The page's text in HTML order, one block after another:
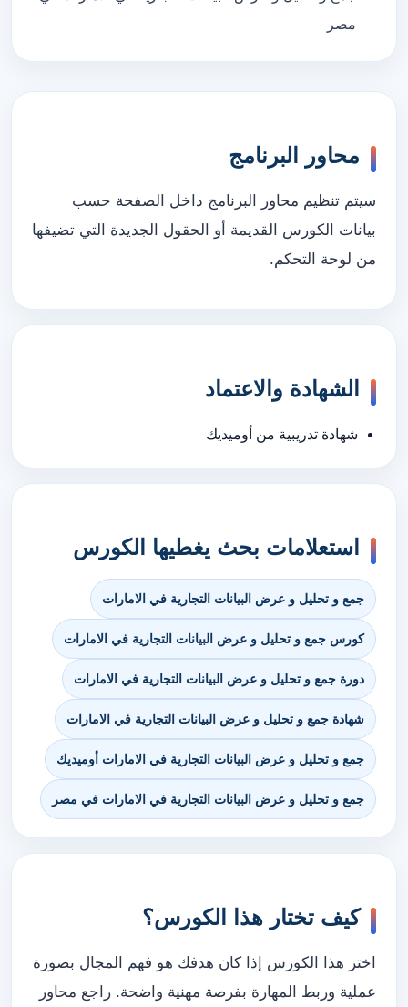
مصر
محاور البرنامج
سيتم تنظيم محاور البرنامج داخل الصفحة حسب
بيانات الكورس القديمة أو الحقول الجديدة التي تضيفها
من لوحة التحكم.
الشهادة والاعتماد
شهادة تدريبية من أوميديك
استعلامات بحث يغطيها الكورس
جمع و تحليل و عرض البيانات التجارية في الامارات
كورس جمع و تحليل و عرض البيانات التجارية في الامارات
دورة جمع و تحليل و عرض البيانات التجارية في الامارات
شهادة جمع و تحليل و عرض البيانات التجارية في الامارات
جمع و تحليل و عرض البيانات التجارية في الامارات أوميديك
جمع و تحليل و عرض البيانات التجارية في الامارات في مصر
كيف تختار هذا الكورس؟
اختر هذا الكورس إذا كان هدفك هو فهم المجال بصورة
عملية وربط المهارة بفرصة مهنية واضحة. راجع محاور